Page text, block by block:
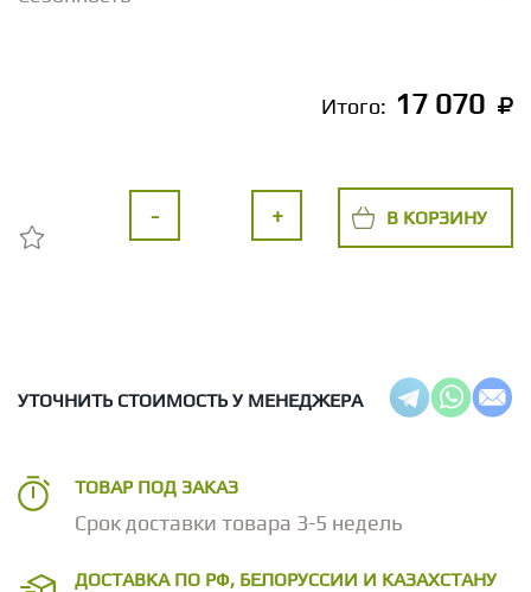
Итого: 17 070
- + В КОРЗИНУ
УТОЧНИТЬ СТОИМОСТЬ У МЕНЕДЖЕРА
ТОВАР ПОД ЗАКАЗ
Срок доставки товара 3-5 недель
ДОСТАВКА ПО РФ, БЕЛОРУССИИ И КАЗАХСТАНУ